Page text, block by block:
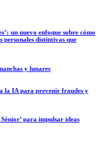
un nuevo enfoque sobre cómo
personales distintivas que
y lunares
la IA para prevenir fraudes y
para impulsar ideas